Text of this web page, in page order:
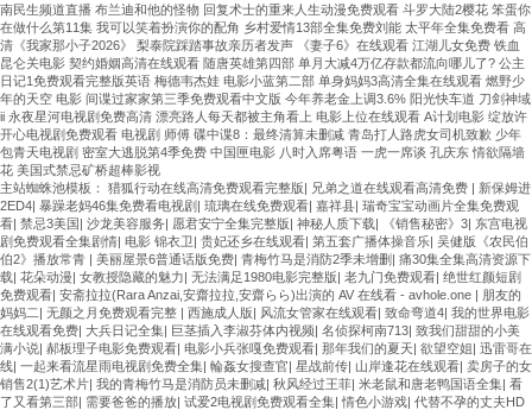
南民生频道直播 布兰迪和他的怪物 回复术士的重来人生动漫免费观看 斗罗大陆2樱花 笨蛋你
在做什么第11集 我可以笑着扮演你的配角 乡村爱情13部全集免费刘能 太平年全集免费看 高
清《我家那小子2026》 梨泰院踩踏事故亲历者发声 《妻子6》在线观看 江湖儿女免费 铁血
昆仑关电影 契约婚姻高清在线观看 随唐英雄第四部 单月大减4万亿存款都流向哪儿了? 公主
日记1免费观看完整版英语 梅德韦杰娃 电影小蓝第二部 单身妈妈3高清全集在线观看 燃野少
年的天空 电影 间谍过家家第三季免费观看中文版 今年养老金上调3.6% 阳光快车道 刀剑神域
ii 永夜星河电视剧免费高清 漂亮路人每天都被主角看上 电影上位在线观看 A计划电影 绽放许
开心电视剧免费观看 电视剧 师傅 碟中谍8：最终清算未删减 青岛打人路虎女司机致歉 少年
包青天电视剧 密室大逃脱第4季免费 中国匣电影 八时入席粤语 一虎一席谈 孔庆东 情欲隔墙
花 美国式禁忌矿桥超棒影视
主站蜘蛛池模板： 猎狐行动在线高清免费观看完整版| 兄弟之道在线观看高清免费 | 新保姆进
2ED4| 暴躁老妈46集免费看电视剧 | 琉璃在线免费观看| 嘉祥县| 瑞奇宝宝动画片全集免费观
看| 禁忌3美国| 沙龙美容服务| 愿君安宁全集完整版| 神秘人质下载| 《销售秘密》3| 东宫电视
剧免费观看全集剧情| 电影 锦衣卫| 贵妃还乡在线观看| 第五套广播体操音乐| 吴健版《农民伯
伯2》播放常青 | 美丽屋景6普通话版免费| 青梅竹马是消防2季未增删 | 痛30集全集高清资源下
载| 花朵动漫| 女教授隐藏的魅力| 无法满足1980电影完整版| 老九门免费观看| 绝世红颜短剧
免费观看| 安斋拉拉(Rara Anzai,安齋拉拉,安齋らら)出演的 AV 在线看 - avhole.one | 朋友的
妈妈二| 无颜之月免费观看完整 | 西施成人版| 风流女管家在线观看| 致命弯道4| 我的世界电影
在线观看免费| 大兵日记全集| 巨茎插入李淑芬体内视频| 名侦探柯南713| 致我们甜甜的小美
满小说| 郝板理子电影免费观看| 电影小兵张嘎免费观看| 那年我们的夏天| 欲望空姐| 迅雷哥在
线| 一起来看流星雨电视剧免费全集| 輪姦女搜查官| 星战前传| 山岸逢花在线观看| 卖房子的女
销售2(1)艺术片| 我的青梅竹马是消防员未删减| 秋风经过王菲| 米老鼠和唐老鸭国语全集| 看
了又看第三部| 需要爸爸的播放| 试爱2电视剧免费观看全集|情色小游戏| 代替不孕的丈夫HD